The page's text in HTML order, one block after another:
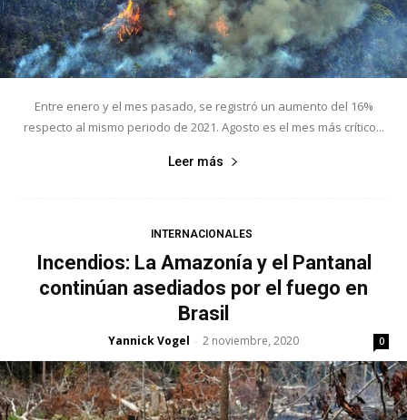
Entre enero y el mes pasado, se registró un aumento del 16%
respecto al mismo periodo de 2021. Agosto es el mes más crítico...
Leer más
INTERNACIONALES
Incendios: La Amazonía y el Pantanal
continúan asediados por el fuego en
Brasil
Yannick Vogel - 2 noviembre, 2020 0